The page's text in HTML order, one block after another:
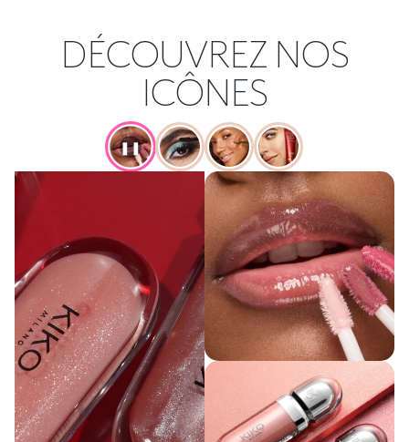
DÉCOUVREZ NOS
ICÔNES
❚❚